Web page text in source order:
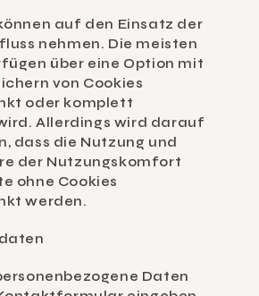
auf den Einsatz der
nehmen. Die meisten
über eine Option mit
von Cookies
oder komplett
Allerdings wird darauf
dass die Nutzung und
der Nutzungskomfort
ohne Cookies
werden.
Daten